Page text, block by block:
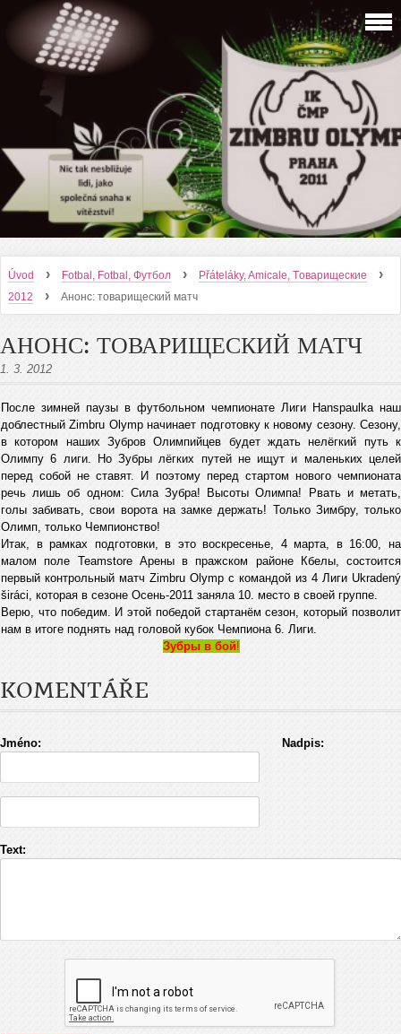
Úvod › Fotbal, Fotbal, Футбол › Přáteláky, Amicale, Tоварищеские ›
2012 › Анонс: товарищеский матч
АНОНС: ТОВАРИЩЕСКИЙ МАТЧ
1. 3. 2012
После зимней паузы в футбольном чемпионате Лиги Hanspaulka наш
доблестный Zimbru Оlymp начинает подготовку к новому сезону. Сезону,
в котором наших Зубров Олимпийцев будет ждать нелёгкий путь к
Олимпу 6 лиги. Но Зубры лёгких путей не ищут и маленьких целей
перед собой не ставят. И поэтому перед стартом нового чемпионата
речь лишь об одном: Сила Зубра! Высоты Олимпа! Рвать и метать,
голы забивать, cвои ворота на замке держать! Только Зимбру, только
Олимп, только Чемпионство!
Итак, в рамках подготовки, в это воскресенье, 4 марта, в 16:00, на
малом поле Teamstore Арены в пражском районе Кбелы, состоится
первый контрольный матч Zimbru Оlymp с командой из 4 Лиги Ukradený
širáci, которая в сезоне Осень-2011 заняла 10. место в своей группе.
Верю, что победим. И этой победой стартанём сезон, который позволит
нам в итоге поднять над головой кубок Чемпиона 6. Лиги.
Зубры в бой!
KOMENTÁŘE
Jméno: Nadpis:
Text: